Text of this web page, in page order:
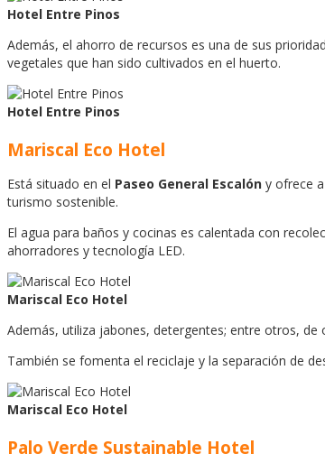
Hotel Entre Pinos
Además, el ahorro de recursos es una de sus
vegetales que han sido cultivados en el huerto.
Hotel Entre Pinos
Mariscal Eco Hotel
Está situado en el Paseo General Escalón y ofrece
turismo sostenible.
El agua para baños y cocinas es calentada con
ahorradores y tecnología LED.
Mariscal Eco Hotel
Además, utiliza jabones, detergentes; entre otros, de
También se fomenta el reciclaje y la separación de
Mariscal Eco Hotel
Palo Verde Sustainable Hotel